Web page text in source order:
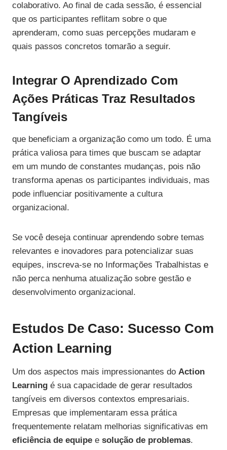
colaborativo. Ao final de cada sessão, é essencial
que os participantes reflitam sobre o que
aprenderam, como suas percepções mudaram e
quais passos concretos tomarão a seguir.
Integrar O Aprendizado Com
Ações Práticas Traz Resultados
Tangíveis
que beneficiam a organização como um todo. É uma
prática valiosa para times que buscam se adaptar
em um mundo de constantes mudanças, pois não
transforma apenas os participantes individuais, mas
pode influenciar positivamente a cultura
organizacional.
Se você deseja continuar aprendendo sobre temas
relevantes e inovadores para potencializar suas
equipes, inscreva-se no Informações Trabalhistas e
não perca nenhuma atualização sobre gestão e
desenvolvimento organizacional.
Estudos De Caso: Sucesso Com
Action Learning
Um dos aspectos mais impressionantes do Action
Learning é sua capacidade de gerar resultados
tangíveis em diversos contextos empresariais.
Empresas que implementaram essa prática
frequentemente relatam melhorias significativas em
eficiência de equipe e solução de problemas.